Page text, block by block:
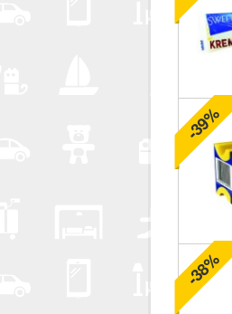
-39%
-38%